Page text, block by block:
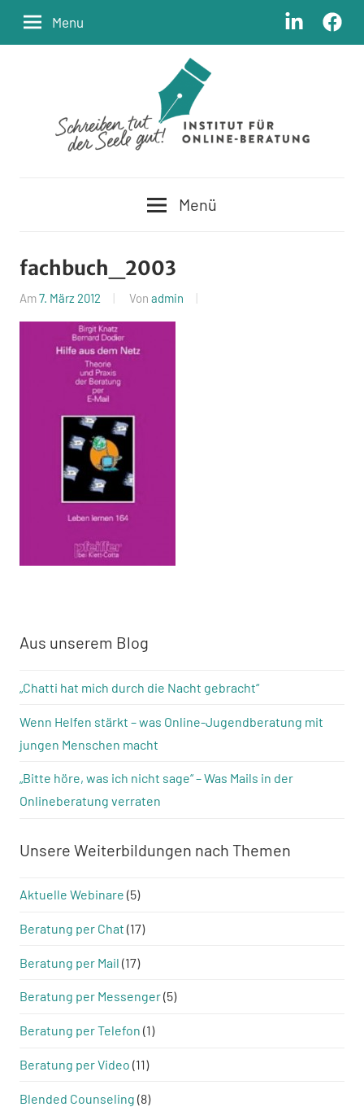
Zum
Inhalt
LinkedIn
Menu
Online-
Beratung
Menü
fachbuch_2003
Am7. März 2012 Von admin
Aus unserem Blog
„Chatti hat mich durch die Nacht gebracht“
Wenn Helfen stärkt – was Online-Jugendberatung mit
jungen Menschen macht
„Bitte höre, was ich nicht sage“ – Was Mails in der
Onlineberatung verraten
Unsere Weiterbildungen nach Themen
Aktuelle Webinare (5)
Beratung per Chat (17)
Beratung per Mail (17)
Beratung per Messenger(5)
Beratung per Telefon (1)
Beratung per Video (11)
Blended Counseling (8)